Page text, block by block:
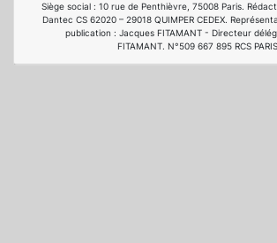
Siège social : 10 rue de Penthièvre, 75008 Paris.
Dantec CS 62020 – 29018 QUIMPER CEDEX.
publication : Jacques FITAMANT - Directeur
FITAMANT. N°509 667 895 RCS PARIS